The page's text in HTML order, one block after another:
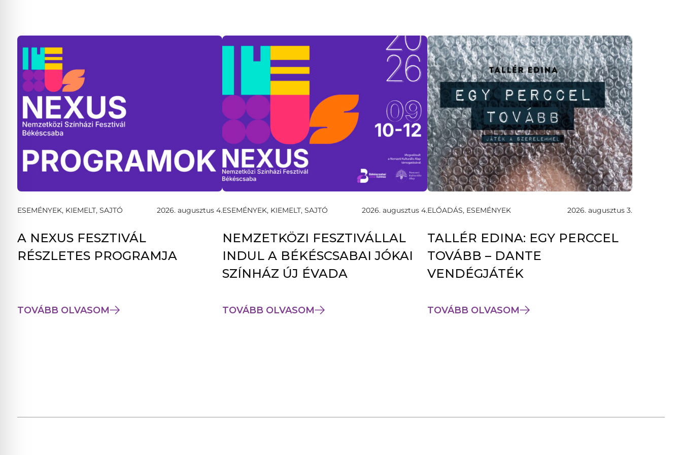
ESEMÉNYEK, KIEMELT, SAJTÓ 2026. augusztus 4.
A NEXUS FESZTIVÁL
RÉSZLETES PROGRAMJA
TOVÁBB OLVASOM
ESEMÉNYEK, KIEMELT, SAJTÓ 2026. augusztus 4.
NEMZETKÖZI FESZTIVÁLLAL
INDUL A BÉKÉSCSABAI JÓKAI
SZÍNHÁZ ÚJ ÉVADA
TOVÁBB OLVASOM
ELŐADÁS, ESEMÉNYEK 2026. augusztus 3.
TALLÉR EDINA: EGY PERCCEL
TOVÁBB – DANTE
VENDÉGJÁTÉK
TOVÁBB OLVASOM